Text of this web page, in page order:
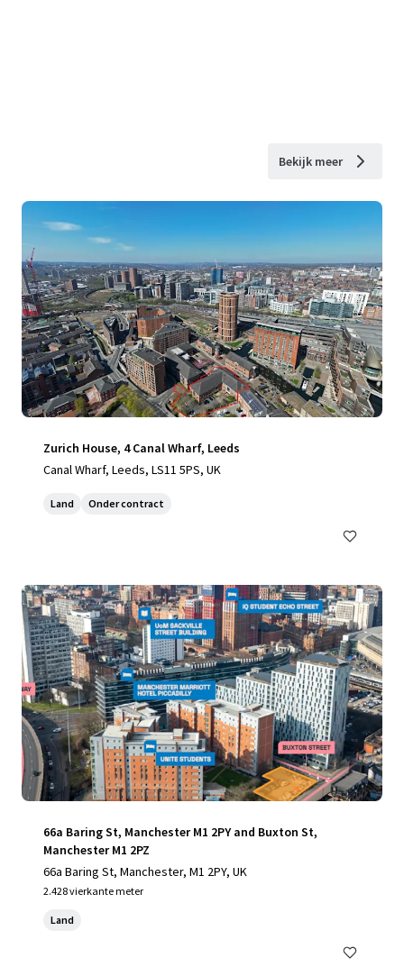
Bekijk meer
Zurich House, 4 Canal Wharf, Leeds
Canal Wharf, Leeds, LS11 5PS, UK
Land Onder contract
66a Baring St, Manchester M1 2PY and Buxton St,
Manchester M1 2PZ
66a Baring St, Manchester, M1 2PY, UK
2.428 vierkante meter
Land